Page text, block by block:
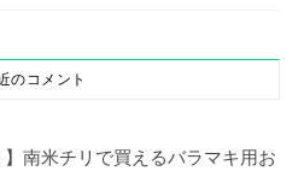
のコメント
】南米チリで買えるバラマキ用お